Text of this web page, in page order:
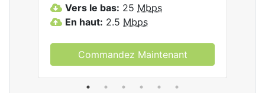
Vers le bas: 25 Mbps
En haut: 2.5 Mbps
Commandez Maintenant